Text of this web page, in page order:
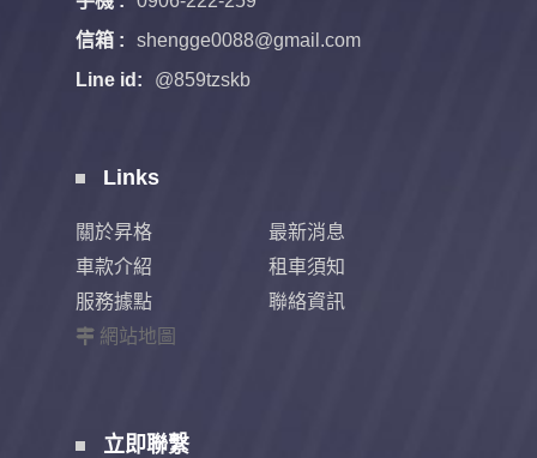
信箱 :
shengge0088@gmail.com
Line id:
@859tzskb
Links
關於昇格
最新消息
車款介紹
租車須知
服務據點
聯絡資訊
網站地圖
立即聯繫